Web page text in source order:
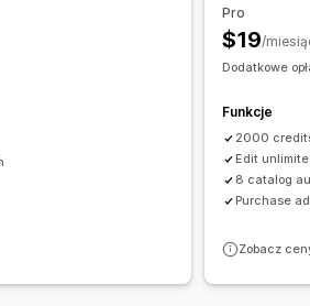
na blogu
Automatyczna optymalizacja
Pro
$19/
Dodatkowe
Funkcje
2000
Edit
8 catalog
Purchase
Zobacz